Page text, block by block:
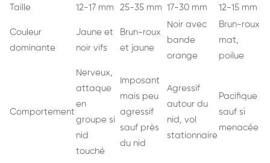
Taille 12-17 mm 25-35 mm 17-30 mm 12-15 mm
Couleur
dominante
Jaune et
noir vifs
Brun-roux
et jaune
Noir avec
bande
orange
Brun-roux
mat,
poilue
Comportement
Nerveux,
attaque
en
groupe si
nid
touché
Imposant
mais peu
agressif
sauf près
du nid
Agressif
autour du
nid, vol
stationnaire
Pacifique
sauf si
menacée